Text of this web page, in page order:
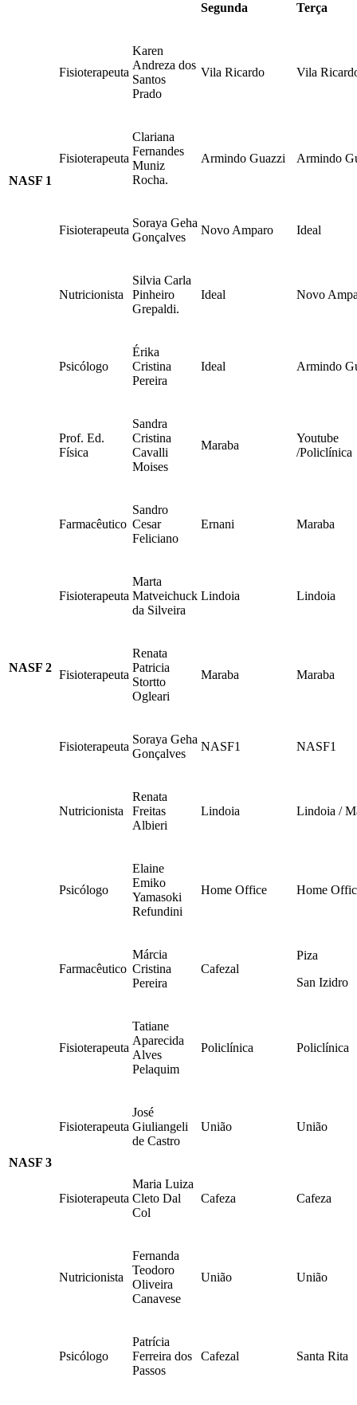
NASF 1
Segunda
Terça
Fisioterapeuta
Karen
Andreza dos
Santos
Prado
Vila Ricardo Vila
Fisioterapeuta
Clariana
Fernandes
Muniz
Rocha.
Armindo Guazzi Armindo
Fisioterapeuta
Soraya Geha
Gonçalves
Novo Amparo Ideal
Nutricionista
Silvia Carla
Pinheiro
Grepaldi.
Ideal Novo
Psicólogo
Érika
Cristina
Pereira
Ideal Armindo
NASF 2
Prof. Ed.
Física
Sandra
Cristina
Cavalli
Moises
Maraba
Youtube
/Policlínica
Farmacêutico
Sandro
Cesar
Feliciano
Ernani Maraba
Fisioterapeuta
Marta
Matveichuck
da Silveira
Lindoia Lindoia
Fisioterapeuta
Renata
Patricia
Stortto
Ogleari
Maraba Maraba
Fisioterapeuta
Soraya Geha
Gonçalves
NASF1 NASF1
Nutricionista
Renata
Freitas
Albieri
Lindoia Lindoia /
Psicólogo
Elaine
Emiko
Yamasoki
Refundini
Home Office Home
NASF 3
Farmacêutico
Márcia
Cristina
Pereira
Cafezal
Piza
San Izidro
Fisioterapeuta
Tatiane
Aparecida
Alves
Pelaquim
Policlínica Policlínica
Fisioterapeuta
José
Giuliangeli
de Castro
União União
Fisioterapeuta
Maria Luiza
Cleto Dal
Col
Cafeza Cafeza
Nutricionista
Fernanda
Teodoro
Oliveira
Canavese
União União
Psicólogo
Patrícia
Ferreira dos
Passos
Cafezal Santa Rita